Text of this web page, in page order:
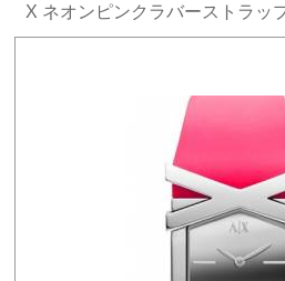
X ネオンピンクラバーストラッ